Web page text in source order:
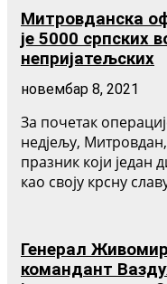
Митровданска
је 5000 српских
непријатељских
новембар 8, 2021
За почетак
недјељу,
празник који један
као своју крсну
Генерал
командант